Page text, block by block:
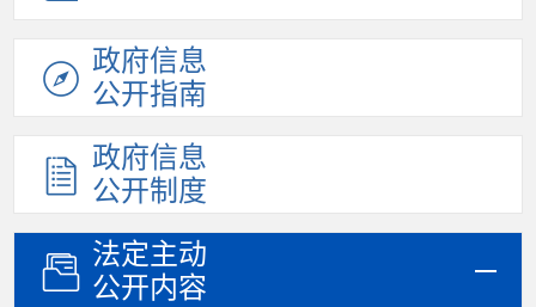
政府信息
公开指南
政府信息
公开制度
法定主动
公开内容